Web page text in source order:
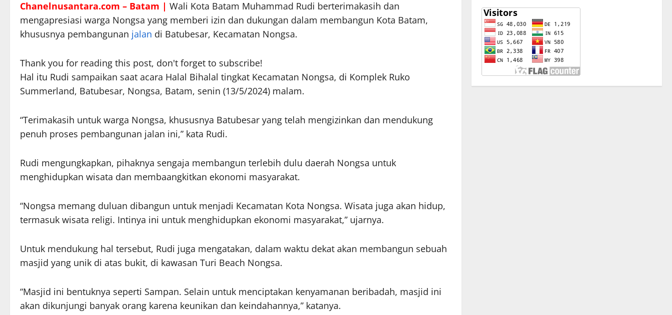
Chanelnusantara.com – Batam | Wali Kota Batam Muhammad Rudi berterimakasih dan
mengapresiasi warga Nongsa yang memberi izin dan dukungan dalam membangun Kota Batam,
khususnya pembangunan jalan di Batubesar, Kecamatan Nongsa.
Thank you for reading this post, don't forget to subscribe!
Hal itu Rudi sampaikan saat acara Halal Bihalal tingkat Kecamatan Nongsa, di Komplek Ruko
Summerland, Batubesar, Nongsa, Batam, senin (13/5/2024) malam.
“Terimakasih untuk warga Nongsa, khususnya Batubesar yang telah mengizinkan dan mendukung
penuh proses pembangunan jalan ini,” kata Rudi.
Rudi mengungkapkan, pihaknya sengaja membangun terlebih dulu daerah Nongsa untuk
menghidupkan wisata dan membaangkitkan ekonomi masyarakat.
“Nongsa memang duluan dibangun untuk menjadi Kecamatan Kota Nongsa. Wisata juga akan hidup,
termasuk wisata religi. Intinya ini untuk menghidupkan ekonomi masyarakat,” ujarnya.
Untuk mendukung hal tersebut, Rudi juga mengatakan, dalam waktu dekat akan membangun sebuah
masjid yang unik di atas bukit, di kawasan Turi Beach Nongsa.
“Masjid ini bentuknya seperti Sampan. Selain untuk menciptakan kenyamanan beribadah, masjid ini
akan dikunjungi banyak orang karena keunikan dan keindahannya,” katanya.